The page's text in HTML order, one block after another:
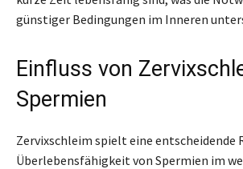
günstiger Bedingungen im Inneren
Einfluss von
Spermien
Zervixschleim spielt eine entscheidende
Überlebensfähigkeit von Spermien im